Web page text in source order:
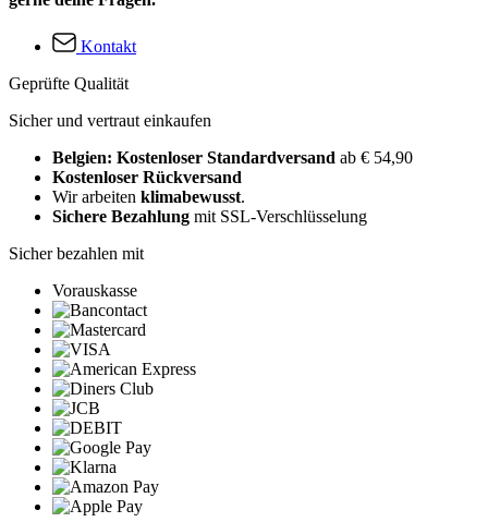
Kontakt
Geprüfte Qualität
Sicher und vertraut einkaufen
Belgien: Kostenloser Standardversand ab € 54,90
Kostenloser Rückversand
Wir arbeiten klimabewusst.
Sichere Bezahlung mit SSL-Verschlüsselung
Sicher bezahlen mit
Vorauskasse